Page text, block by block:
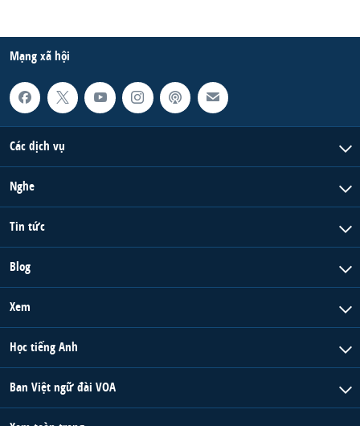
Mạng xã hội
Các dịch vụ
Nghe
Tin tức
Blog
Xem
Học tiếng Anh
Ban Việt ngữ đài VOA